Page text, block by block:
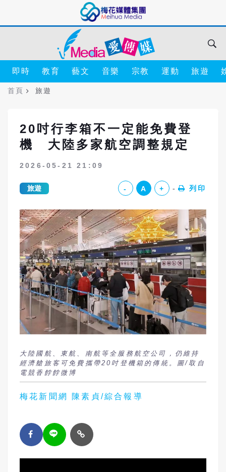
即時 教育 藝文 音樂 宗教 運動 旅遊
首頁 旅遊
20吋行李箱不一定能免費登
機 大陸多家航空調整規定
2026-05-21 21:09
旅遊 - A + 列印
大陸國航、東航、南航等全服務航空公司，仍維持
經濟艙旅客可免費攜帶20吋登機箱的傳統。圖/取自
電競香餑餑微博
梅花新聞網 陳素貞/綜合報導